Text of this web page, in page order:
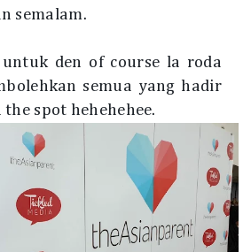
semalam.
den of course la roda
semua yang hadir
spot hehehehee.